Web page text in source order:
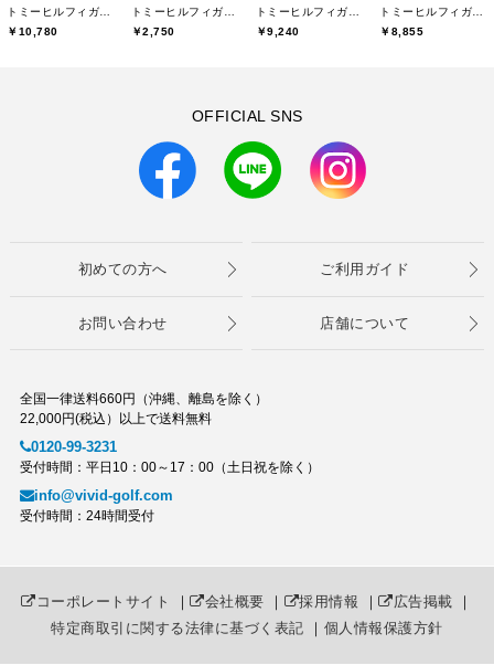
￥10,780
￥2,750
￥9,240
￥8,855
OFFICIAL SNS
初めての方へ ご利用ガイド
お問い合わせ 店舗について
全国一律送料660円（沖縄、離島を除く）
22,000円(税込）以上で送料無料
0120-99-3231
受付時間：平日10：00～17：00（土日祝を除く）
info@vivid-golf.com
受付時間：24時間受付
コーポレートサイト ｜ 会社概要 ｜ 採用情報 ｜ 広告掲載 ｜
特定商取引に関する法律に基づく表記 ｜ 個人情報保護方針